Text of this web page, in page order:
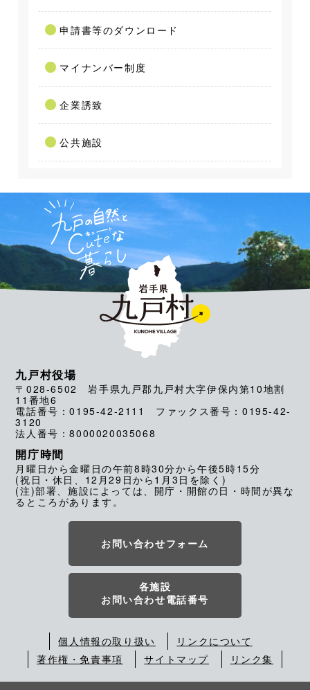
申請書等のダウンロード
マイナンバー制度
企業誘致
公共施設
九戸村役場
〒028-6502 岩手県九戸郡九戸村大字伊保内第10地割
11番地6
電話番号：0195-42-2111 ファックス番号：0195-42-
3120
法人番号：8000020035068
開庁時間
月曜日から金曜日の午前8時30分から午後5時15分
(祝日・休日、12月29日から1月3日を除く)
(注)部署、施設によっては、開庁・開館の日・時間が異な
るところがあります。
お問い合わせフォーム
各施設
お問い合わせ電話番号
個人情報の取り扱い
リンクについて
著作権・免責事項
サイトマップ リンク集